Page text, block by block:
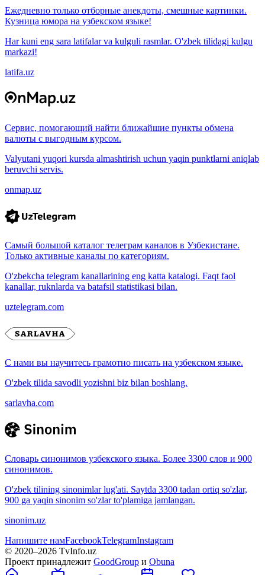
Ежедневно только отборные анекдоты, смешные картинки.
Кузница юмора на узбекском языке!
Har kuni eng sara latifalar va kulguli rasmlar. O'zbek tilidagi kulgu
markazi!
latifa.uz
Сервис, помогающий найти ближайшие пункты обмена
валюты с выгодным курсом.
Valyutani yuqori kursda almashtirish uchun yaqin punktlarni aniqlab
beruvchi servis.
onmap.uz
Самый большой каталог телеграм каналов в Узбекистане.
Только активные каналы по категориям.
O'zbekcha telegram kanallarining eng katta katalogi. Faqt faol
kanallar, ruknlarda va batafsil statistikasi bilan.
uztelegram.com
С нами вы научитесь грамотно писать на узбекском языке.
O'zbek tilida savodli yozishni biz bilan boshlang.
sarlavha.com
Словарь синонимов узбекского языка. Более 3300 слов и 900
синонимов.
O'zbek tilining sinonimlar lug'ati. Saytda 3300 tadan ortiq so'zlar,
900 ga yaqin sinonim so'zlar to'plamiga jamlangan.
sinonim.uz
Напишите намFacebookTelegramInstagram
© 2020–2026 TvInfo.uz
Проект принадлежит GoodGroup и Obuna